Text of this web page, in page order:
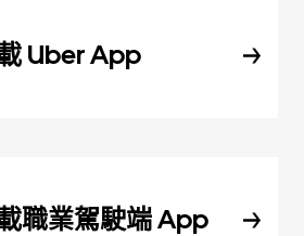
Uber App
職業駕駛端 App